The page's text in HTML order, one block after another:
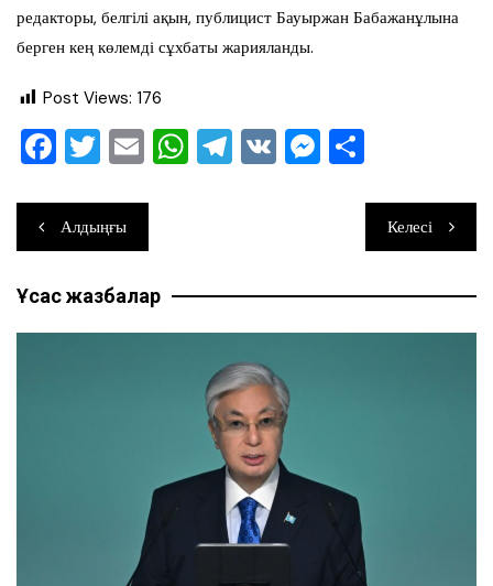
редакторы, белгілі ақын, публицист Бауыржан Бабажанұлына
берген кең көлемді сұхбаты жарияланды.
Post Views: 176
F
c
e
b
o
T
tt
er
E
ai
l
W
A
p
T
a
m
V M
n
g
ра
ви
ть
Навигация
по
записям
Алдыңғы Келесі
Ұқсас жазбалар